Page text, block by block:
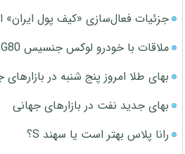
جزئیات فعال‌سازی «کیف پول ایران»
ملاقات با خودرو لوکس جنسیس G80 در ایران
بهای طلا امروز پنج شنبه در بازارهای
بهای جدید نفت در بازارهای جهانی
رانا پلاس بهتر است یا سهند S؟